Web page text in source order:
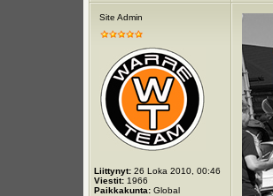
Site Admin
Liittynyt: 26 Loka 2010, 00:46
Viestit: 1966
Paikkakunta: Global